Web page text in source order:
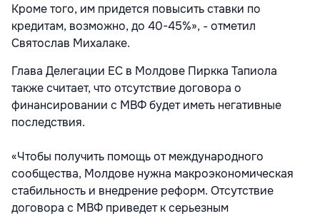
Кроме того, им придется повысить ставки по
кредитам, возможно, до 40-45%», - отметил
Святослав Михалаке.
Глава Делегации ЕС в Молдове Пиркка Тапиола
также считает, что отсутствие договора о
финансировании с МВФ будет иметь негативные
последствия.
«Чтобы получить помощь от международного
сообщества, Молдове нужна макроэкономическая
стабильность и внедрение реформ. Отсутствие
договора с МВФ приведет к серьезным